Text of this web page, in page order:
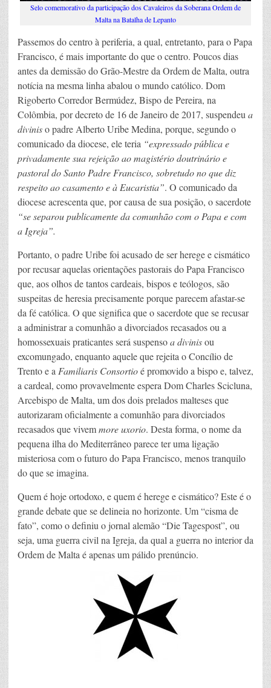
Selo comemorativo da participação dos Cavaleiros da Soberana Ordem de
Malta na Batalha de Lepanto
Passemos do centro à periferia, a qual, entretanto, para o Papa
Francisco, é mais importante do que o centro. Poucos dias
antes da demissão do Grão-Mestre da Ordem de Malta, outra
notícia na mesma linha abalou o mundo católico. Dom
Rigoberto Corredor Bermúdez, Bispo de Pereira, na
Colômbia, por decreto de 16 de Janeiro de 2017, suspendeu a
diviniso padre Alberto Uribe Medina, porque, segundo o
comunicado da diocese, ele teria “expressado pública e
privadamente sua rejeição ao magistério doutrinário e
pastoral do Santo Padre Francisco, sobretudo no que diz
respeito ao casamento e à Eucaristia”. O comunicado da
diocese acrescenta que, por causa de sua posição, o sacerdote
“se separou publicamente da comunhão com o Papa e com
a Igreja”.
Portanto, o padre Uribe foi acusado de ser herege e cismático
por recusar aquelas orientações pastorais do Papa Francisco
que, aos olhos de tantos cardeais, bispos e teólogos, são
suspeitas de heresia precisamente porque parecem afastar-se
da fé católica. O que significa que o sacerdote que se recusar
a administrar a comunhão a divorciados recasados ou a
homossexuais praticantes será suspensoa divinisou
excomungado, enquanto aquele que rejeita o Concílio de
Trento e a Familiaris Consortioé promovido a bispo e, talvez,
a cardeal, como provavelmente espera Dom Charles Scicluna,
Arcebispo de Malta, um dos dois prelados malteses que
autorizaram oficialmente a comunhão para divorciados
recasados que vivemmore uxorio. Desta forma, o nome da
pequena ilha do Mediterrâneo parece ter uma ligação
misteriosa com o futuro do Papa Francisco, menos tranquilo
do que se imagina.
Quem é hoje ortodoxo, e quem é herege e cismático? Este é o
grande debate que se delineia no horizonte. Um “cisma de
fato”, como o definiu o jornal alemão “Die Tagespost”, ou
seja, uma guerra civil na Igreja, da qual a guerra no interior da
Ordem de Malta é apenas um pálido prenúncio.